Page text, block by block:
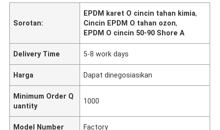
Sorotan:
EPDM karet O cincin tahan kimia,
Cincin EPDM O tahan ozon,
EPDM O cincin 50-90 Shore A
Delivery Time 5-8 work days
Harga Dapat dinegosiasikan
Minimum Order Q
uantity
1000
Model Number Factory